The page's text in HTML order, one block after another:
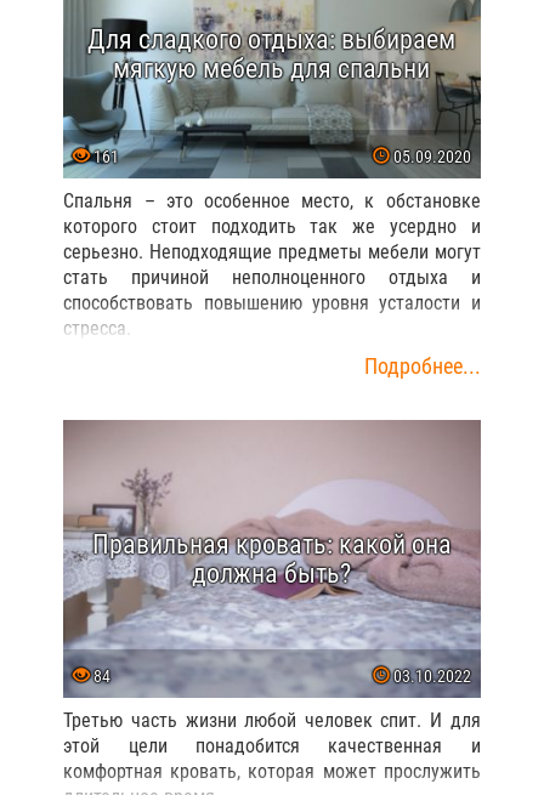
Для сладкого отдыха: выбираем
мягкую мебель для спальни
161 05.09.2020
Спальня – это особенное место, к обстановке
которого стоит подходить так же усердно и
серьезно. Неподходящие предметы мебели могут
стать причиной неполноценного отдыха и
способствовать повышению уровня усталости и
стресса.
Подробнее...
Правильная кровать: какой она
должна быть?
84 03.10.2022
Третью часть жизни любой человек спит. И для
этой цели понадобится качественная и
комфортная кровать, которая может прослужить